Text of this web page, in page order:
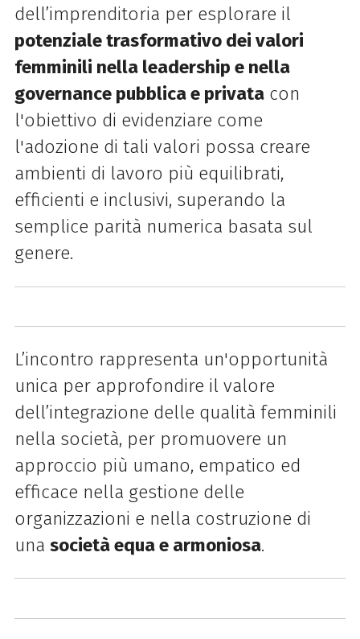
dell’imprenditoria per esplorare il
potenziale trasformativo dei valori
femminili nella leadership e nella
governance pubblica e privatacon
l'obiettivo di evidenziare come
l'adozione di tali valori possa creare
ambienti di lavoro più equilibrati,
efficienti e inclusivi, superando la
semplice parità numerica basata sul
genere.
L’incontro rappresenta un'opportunità
unica per approfondire il valore
dell’integrazione delle qualità femminili
nella società, per promuovere un
approccio più umano, empatico ed
efficace nella gestione delle
organizzazioni e nella costruzione di
una società equa e armoniosa.